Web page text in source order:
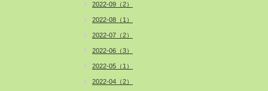
2022-09（2）
2022-08（1）
2022-07（2）
2022-06（3）
2022-05（1）
2022-04（2）